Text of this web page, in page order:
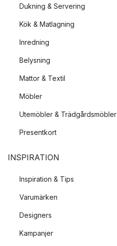
Dukning & Servering
Kök & Matlagning
Inredning
Belysning
Mattor & Textil
Möbler
Utemöbler & Trädgårdsmöbler
Presentkort
INSPIRATION
Inspiration & Tips
Varumärken
Designers
Kampanjer